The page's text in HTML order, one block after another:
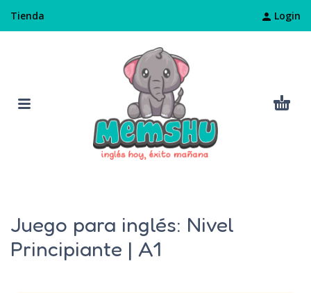
Tienda Login
Juego para inglés: Nivel
Principiante | A1